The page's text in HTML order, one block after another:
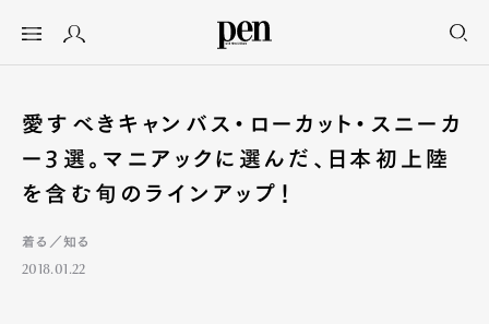
愛すべきキャンバス・ローカット・スニーカ
ー3選。マニアックに選んだ、日本初上陸
を含む旬のラインアップ！
着る／知る
2018.01.22